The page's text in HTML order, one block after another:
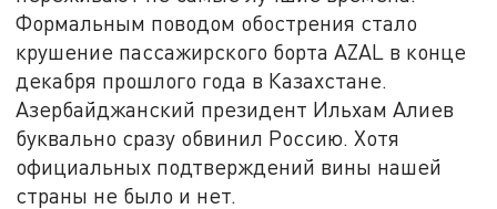
Формальным поводом обострения стало
крушение пассажирского борта AZAL в конце
декабря прошлого года в Казахстане.
Азербайджанский президент Ильхам Алиев
буквально сразу обвинил Россию. Хотя
официальных подтверждений вины нашей
страны не было и нет.